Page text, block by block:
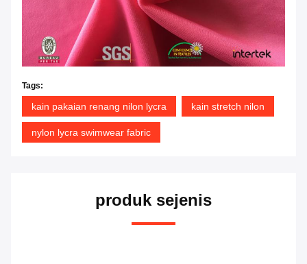
Tags:
kain pakaian renang nilon lycra kain stretch nilon
nylon lycra swimwear fabric
produk sejenis